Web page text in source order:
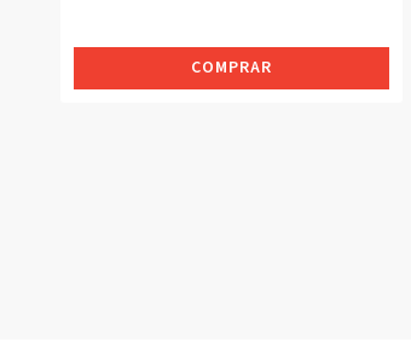
COMPRAR